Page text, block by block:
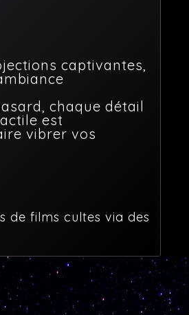
captivantes,
chaque détail
est
vibrer vos
de films cultes via des